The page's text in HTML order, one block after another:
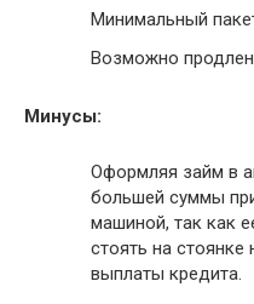
Минимальный
Возможно
Минусы:
Оформляя займ в
большей суммы
машиной, так как
стоять на стоянке
выплаты кредита.